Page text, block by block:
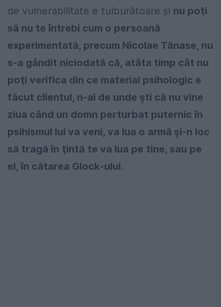
de vulnerabilitate e tulburătoare şi nu poţi
să nu te întrebi cum o persoană
experimentată, precum Nicolae Tănase, nu
s-a gândit niciodată că, atâta timp cât nu
poţi verifica din ce material psihologic e
făcut clientul, n-ai de unde şti că nu vine
ziua când un domn perturbat puternic în
psihismul lui va veni, va lua o armă şi-n loc
să tragă în ţintă te va lua pe tine, sau pe
el, în cătarea Glock-ului.